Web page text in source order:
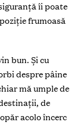
îi poate
frumoasă
bun. Şi cu
despre pâine
mă umple de
de
acolo încerc